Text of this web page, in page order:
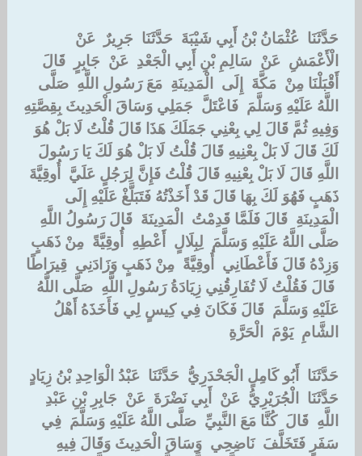
حَدَّثَنَا ‏ ‏عُثْمَانُ بْنُ أَبِي شَيْبَةَ ‏ ‏حَدَّثَنَا ‏ ‏جَرِيرٌ ‏ ‏عَنْ ‏
‏الْأَعْمَشِ ‏ ‏عَنْ ‏ ‏سَالِمِ بْنِ أَبِي الْجَعْدِ ‏ ‏عَنْ ‏ ‏جَابِرٍ ‏ ‏قَالَ ‏
‏أَقْبَلْنَا مِنْ ‏ ‏مَكَّةَ ‏ ‏إِلَى ‏ ‏الْمَدِينَةِ ‏ ‏مَعَ رَسُولِ اللَّهِ ‏ ‏صَلَّى
اللَّهُ عَلَيْهِ وَسَلَّمَ ‏ ‏فَاعْتَلَّ ‏ ‏جَمَلِي وَسَاقَ الْحَدِيثَ بِقِصَّتِهِ
وَفِيهِ ثُمَّ قَالَ لِي بِعْنِي جَمَلَكَ هَذَا قَالَ قُلْتُ لَا بَلْ هُوَ
لَكَ قَالَ لَا بَلْ بِعْنِيهِ قَالَ قُلْتُ لَا بَلْ هُوَ لَكَ يَا رَسُولَ
اللَّهِ قَالَ لَا بَلْ بِعْنِيهِ قَالَ قُلْتُ فَإِنَّ لِرَجُلٍ عَلَيَّ ‏ ‏أُوقِيَّةَ ‏
‏ذَهَبٍ فَهُوَ لَكَ بِهَا قَالَ قَدْ أَخَذْتُهُ فَتَبَلَّغْ عَلَيْهِ إِلَى ‏
‏الْمَدِينَةِ ‏ ‏قَالَ فَلَمَّا قَدِمْتُ ‏ ‏الْمَدِينَةَ ‏ ‏قَالَ رَسُولُ اللَّهِ ‏
‏صَلَّى اللَّهُ عَلَيْهِ وَسَلَّمَ ‏ ‏لِبِلَالٍ ‏ ‏أَعْطِهِ ‏ ‏أُوقِيَّةً ‏ ‏مِنْ ذَهَبٍ
وَزِدْهُ قَالَ فَأَعْطَانِي ‏ ‏أُوقِيَّةً ‏ ‏مِنْ ذَهَبٍ وَزَادَنِي ‏ ‏قِيرَاطًا
‏ ‏قَالَ فَقُلْتُ لَا تُفَارِقُنِي زِيَادَةُ رَسُولِ اللَّهِ ‏ ‏صَلَّى اللَّهُ
عَلَيْهِ وَسَلَّمَ ‏ ‏قَالَ فَكَانَ فِي كِيسٍ لِي فَأَخَذَهُ أَهْلُ ‏
‏الشَّامِ ‏ ‏يَوْمَ ‏ ‏الْحَرَّةِ
‏حَدَّثَنَا ‏ ‏أَبُو كَامِلٍ الْجَحْدَرِيُّ ‏ ‏حَدَّثَنَا ‏ ‏عَبْدُ الْوَاحِدِ بْنُ زِيَادٍ ‏
‏حَدَّثَنَا ‏ ‏الْجُرَيْرِيُّ ‏ ‏عَنْ ‏ ‏أَبِي نَضْرَةَ ‏ ‏عَنْ ‏ ‏جَابِرِ بْنِ عَبْدِ
اللَّهِ ‏ ‏قَالَ ‏ ‏كُنَّا مَعَ النَّبِيِّ ‏ ‏صَلَّى اللَّهُ عَلَيْهِ وَسَلَّمَ ‏ ‏فِي
سَفَرٍ فَتَخَلَّفَ ‏ ‏نَاضِحِي ‏ ‏وَسَاقَ الْحَدِيثَ وَقَالَ فِيهِ ‏